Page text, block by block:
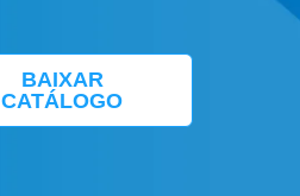
BAIXAR
CATÁLOGO